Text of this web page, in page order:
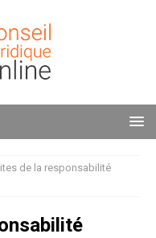
de la responsabilité